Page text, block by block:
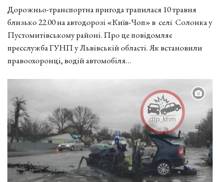
Дорожньо-транспортна пригода трапилася 10 травня
близько 22.00 на автодорозі «Київ-Чоп» в селі Солонка у
Пустомитівському районі. Про це повідомляє
пресслужба ГУНП у Львівській області. Як встановили
правоохоронці, водій автомобіля…